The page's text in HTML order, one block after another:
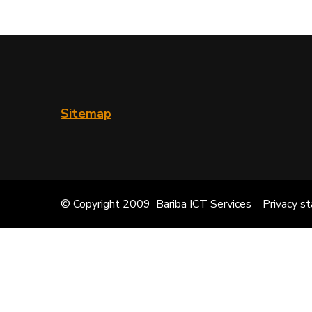
Sitemap
© Copyright 2009 Bariba ICT Services Privacy